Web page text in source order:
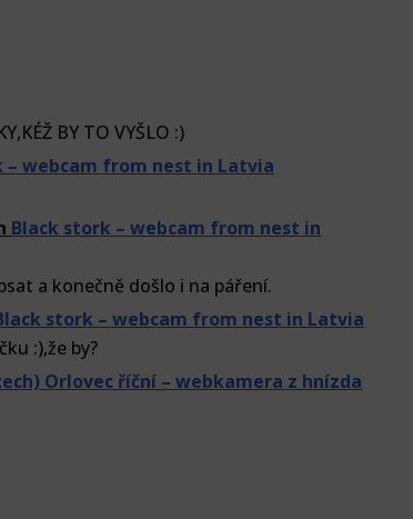
BY TO VYŠLO :)
– webcam from nest in Latvia
Black stork – webcam from nest in
a konečně došlo i na páření.
stork – webcam from nest in Latvia
:),že by?
Orlovec říční – webkamera z hnízda